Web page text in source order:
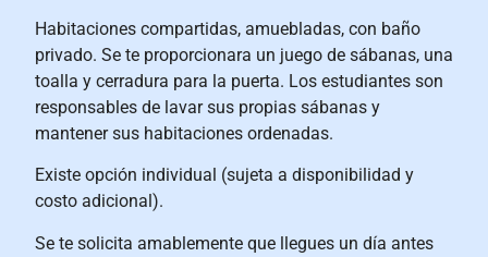
Habitaciones compartidas, amuebladas, con baño
privado. Se te proporcionara un juego de sábanas, una
toalla y cerradura para la puerta. Los estudiantes son
responsables de lavar sus propias sábanas y
mantener sus habitaciones ordenadas.
Existe opción individual (sujeta a disponibilidad y
costo adicional).
Se te solicita amablemente que llegues un día antes